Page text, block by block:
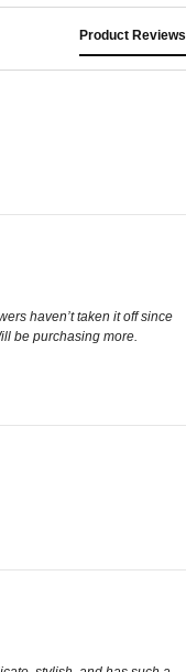
Product Reviews
haven’t taken it off since
be purchasing more.